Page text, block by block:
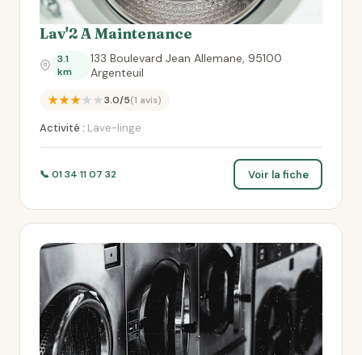
Lav'2 A Maintenance
3.1
km
133 Boulevard Jean Allemane, 95100
Argenteuil
★★★★★3.0/5(1 avis)
Activité : Lave-linge
📞 01 34 11 07 32 Voir la fiche